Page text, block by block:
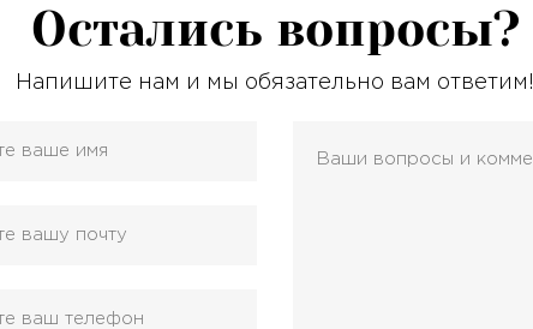
Остались вопросы?
Напишите нам и мы обязательно вам ответим!